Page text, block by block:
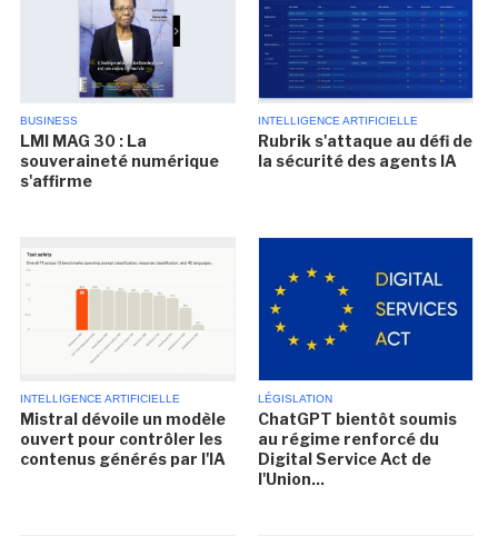
BUSINESS
LMI MAG 30 : La
souveraineté numérique
s'affirme
INTELLIGENCE ARTIFICIELLE
Rubrik s'attaque au défi de
la sécurité des agents IA
INTELLIGENCE ARTIFICIELLE
Mistral dévoile un modèle
ouvert pour contrôler les
contenus générés par l'IA
LÉGISLATION
ChatGPT bientôt soumis
au régime renforcé du
Digital Service Act de
l'Union...